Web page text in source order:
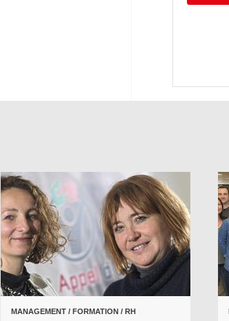
MANAGEMENT / FORMATION / RH